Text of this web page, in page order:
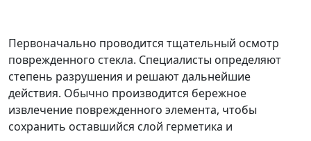
Первоначально проводится тщательный осмотр
поврежденного стекла. Специалисты определяют
степень разрушения и решают дальнейшие
действия. Обычно производится бережное
извлечение поврежденного элемента, чтобы
сохранить оставшийся слой герметика и